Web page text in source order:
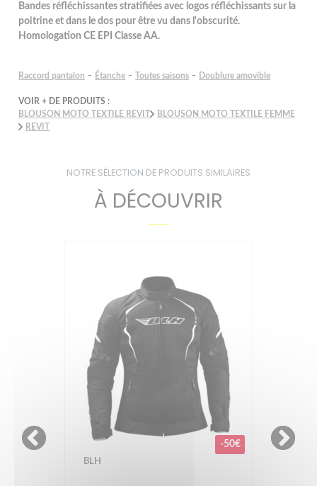
Bandes réfléchissantes stratifiées avec logos réfléchissants sur la
poitrine et dans le dos pour être vu dans l'obscurité.
Homologation CE EPI Classe AA.
Raccord pantalon - Étanche - Toutes saisons - Doublure amovible
VOIR + DE PRODUITS :
BLOUSON MOTO TEXTILE REVIT
BLOUSON MOTO TEXTILE FEMME
REVIT
NOTRE SÉLECTION DE PRODUITS SIMILAIRES
À DÉCOUVRIR
-50€
BLH